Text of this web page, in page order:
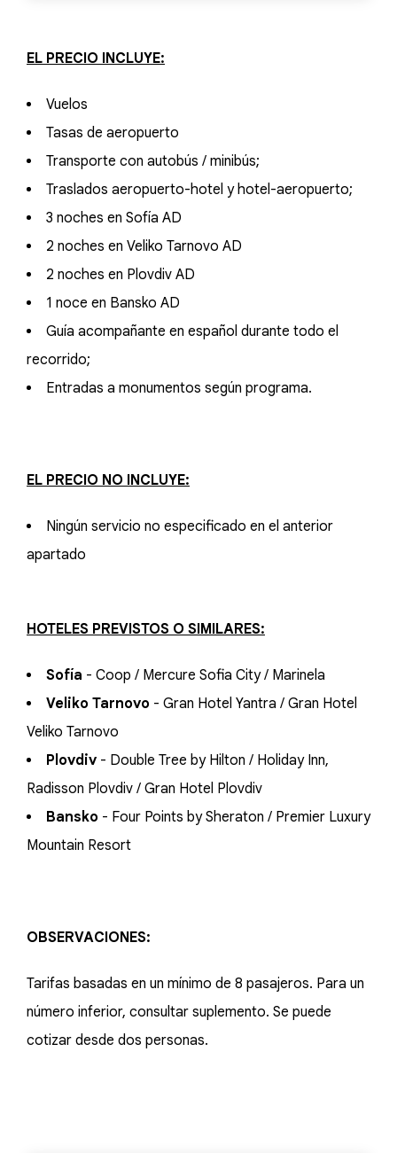
EL PRECIO INCLUYE:
Vuelos
Tasas de aeropuerto
Transporte con autobús / minibús;
Traslados aeropuerto-hotel y hotel-aeropuerto;
3 noches en Sofía AD
2 noches en Veliko Tarnovo AD
2 noches en Plovdiv AD
1 noce en Bansko AD
Guía acompañante en español durante todo el
recorrido;
Entradas a monumentos según programa.
EL PRECIO NO INCLUYE:
Ningún servicio no especificado en el anterior
apartado
HOTELES PREVISTOS O SIMILARES:
Sofía - Coop / Mercure Sofia City / Marinela
Veliko Tarnovo - Gran Hotel Yantra / Gran Hotel
Veliko Tarnovo
Plovdiv - Double Tree by Hilton / Holiday Inn,
Radisson Plovdiv / Gran Hotel Plovdiv
Bansko - Four Points by Sheraton / Premier Luxury
Mountain Resort
OBSERVACIONES:
Tarifas basadas en un mínimo de 8 pasajeros. Para un
número inferior, consultar suplemento. Se puede
cotizar desde dos personas.